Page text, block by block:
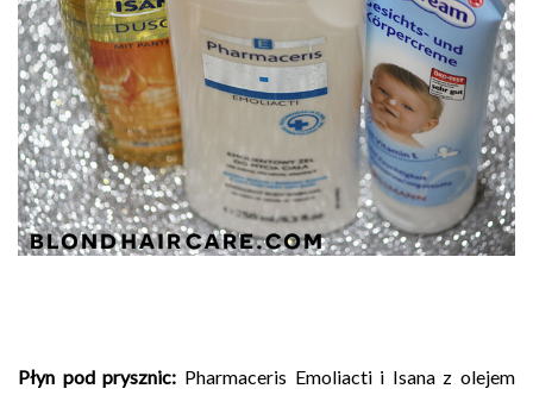
Płyn pod prysznic: Pharmaceris Emoliacti i Isana z olejem